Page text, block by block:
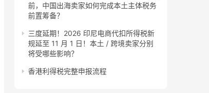
前，中国出海卖家如何完成本土主体税务
前置筹备？
三度延期！2026 印尼电商代扣所得税新
规延至 11 月 1 日！本土 / 跨境卖家分别
将受哪些影响？
香港利得税完整申报流程